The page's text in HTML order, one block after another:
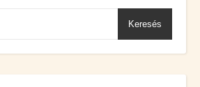
Keresés